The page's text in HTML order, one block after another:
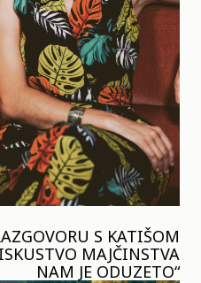
S KATIŠOM
MAJČINSTVA
NAM JE ODUZETO“